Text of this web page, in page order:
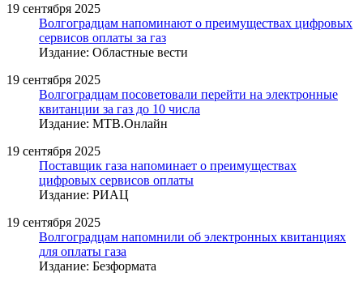
19 сентября 2025
Волгоградцам напоминают о преимуществах цифровых
сервисов оплаты за газ
Издание: Областные вести
19 сентября 2025
Волгоградцам посоветовали перейти на электронные
квитанции за газ до 10 числа
Издание: МТВ.Онлайн
19 сентября 2025
Поставщик газа напоминает о преимуществах
цифровых сервисов оплаты
Издание: РИАЦ
19 сентября 2025
Волгоградцам напомнили об электронных квитанциях
для оплаты газа
Издание: Безформата